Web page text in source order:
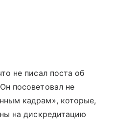
не писал поста об
посоветовал не
кадрам», которые,
на дискредитацию